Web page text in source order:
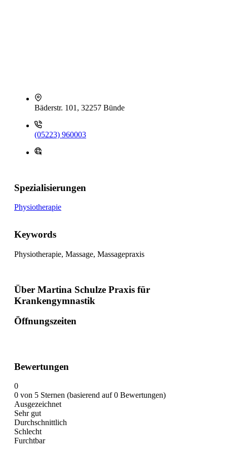
Bäderstr. 101, 32257 Bünde
(05223) 960003
Spezialisierungen
Physiotherapie
Keywords
Physiotherapie, Massage, Massagepraxis
Über Martina Schulze Praxis für
Krankengymnastik
Öffnungszeiten
Bewertungen
0
0 von 5 Sternen (basierend auf 0 Bewertungen)
Ausgezeichnet
Sehr gut
Durchschnittlich
Schlecht
Furchtbar